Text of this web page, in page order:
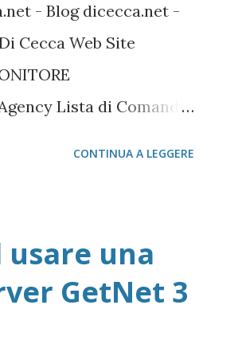
- Blog dicecca.net -
Cecca Web Site
Lista di Comandi
della copia gratuita
Adobe Reader Cartella
Microsoft 365
CONTINUA A LEGGERE
usare una
GetNet 3